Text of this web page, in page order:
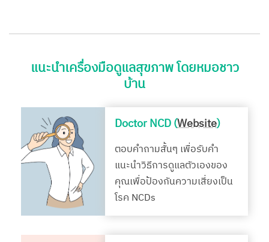
แนะนำเครื่องมือดูแลสุขภาพ โดยหมอชาว
บ้าน
Doctor NCD (Website)
ตอบคำถามสั้นๆ เพื่อรับคำ
แนะนำวิธีการดูแลตัวเองของ
คุณเพื่อป้องกันความเสี่ยงเป็น
โรค NCDs